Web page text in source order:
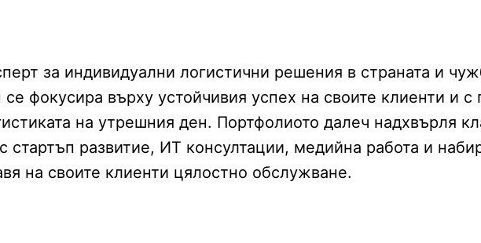
за индивидуални логистични решения в страната и
фокусира върху устойчивия успех на своите клиенти и с
на утрешния ден. Портфолиото далеч надхвърля
стартъп развитие, ИТ консултации, медийна работа и
на своите клиенти цялостно обслужване.